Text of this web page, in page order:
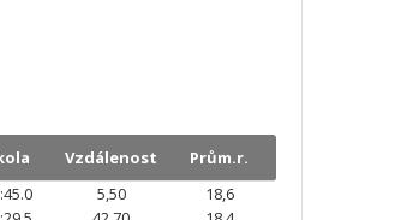
Vzdálenost
Prům.r.
5,50
18,6